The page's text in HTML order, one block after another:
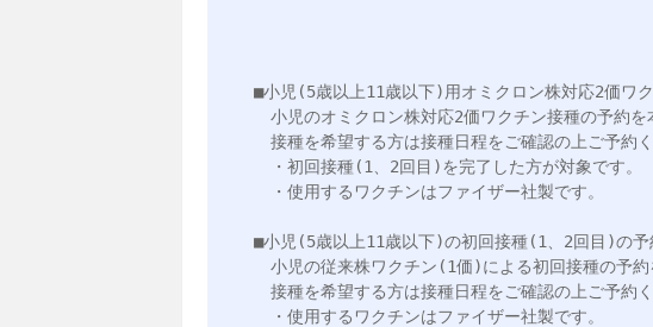
■小児(5歳以上11歳以下)用オミクロン株対応2価ワ
小児のオミクロン株対応2価ワクチン接種の予約を
接種を希望する方は接種日程をご確認の上ご予約く
・初回接種(1、2回目)を完了した方が対象です。
・使用するワクチンはファイザー社製です。
■小児(5歳以上11歳以下)の初回接種(1、2回目)の予
小児の従来株ワクチン(1価)による初回接種の予約
接種を希望する方は接種日程をご確認の上ご予約く
・使用するワクチンはファイザー社製です。